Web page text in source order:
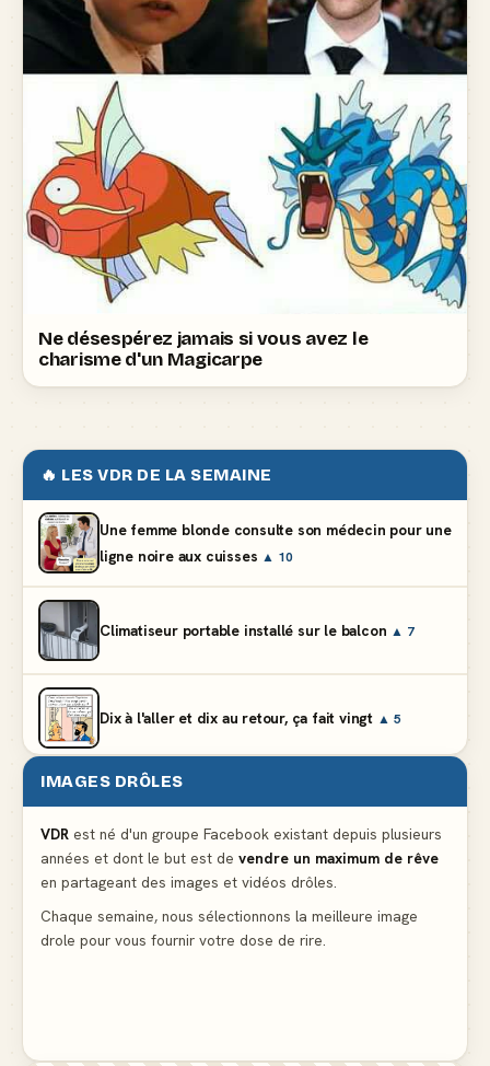
Ne désespérez jamais si vous avez le
charisme d'un Magicarpe
🔥 LES VDR DE LA SEMAINE
Une femme blonde consulte son médecin pour une
ligne noire aux cuisses ▲ 10
Climatiseur portable installé sur le balcon ▲ 7
Dix à l'aller et dix au retour, ça fait vingt ▲ 5
Et vous prétendez que la lumière du frigo s'éteint
Lidl propose un climatiseur avec gants de boxe et
protège-dent offerts
IMAGES DRÔLES
VDR est né d'un groupe Facebook existant depuis plusieurs
années et dont le but est de vendre un maximum de rêve
en partageant des images et vidéos drôles.
Chaque semaine, nous sélectionnons la meilleure image
drole pour vous fournir votre dose de rire.